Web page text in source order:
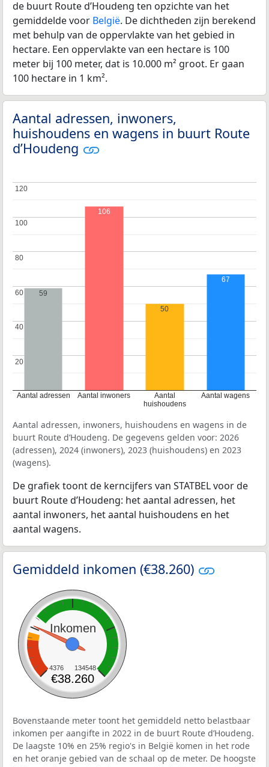
de buurt Route d’Houdeng ten opzichte van het
gemiddelde voor België. De dichtheden zijn berekend
met behulp van de oppervlakte van het gebied in
hectare. Een oppervlakte van een hectare is 100
meter bij 100 meter, dat is 10.000 m² groot. Er gaan
100 hectare in 1 km².
Aantal adressen, inwoners,
huishoudens en wagens in buurt Route
d’Houdeng
Aantal adressen Aantal inwoners
Aantal
huishoudens
Aantal wagens
20
20
40
40
60
60
80
80
100
100
120
120
59
106
50
67
Aantal adressen, inwoners, huishoudens en wagens in de
buurt Route d’Houdeng. De gegevens gelden voor: 2026
(adressen), 2024 (inwoners), 2023 (huishoudens) en 2023
(wagens).
De grafiek toont de kerncijfers van STATBEL voor de
buurt Route d’Houdeng: het aantal adressen, het
aantal inwoners, het aantal huishoudens en het
aantal wagens.
Gemiddeld inkomen (€38.260)
Inkomen
4376 134548
€38.260
Bovenstaande meter toont het gemiddeld netto belastbaar
inkomen per aangifte in 2022 in de buurt Route d’Houdeng.
De laagste 10% en 25% regio's in België komen in het rode
en het oranje gebied van de schaal op de meter. De hoogste